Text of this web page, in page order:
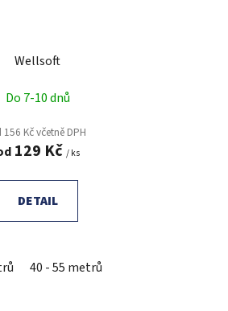
Wellsoft
Do 7-10 dnů
156 Kč včetně DPH
129 Kč / ks
DETAIL
40 - 55 metrů